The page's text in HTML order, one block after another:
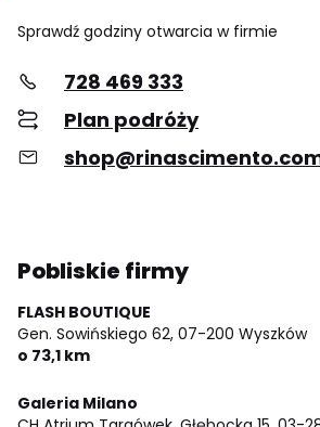
Sprawdź godziny otwarcia w firmie
728 469 333
Plan podróży
Pobliskie firmy
FLASH BOUTIQUE
Gen. Sowińskiego 62, 07-200 Wyszków
o 73,1 km
Galeria Milano